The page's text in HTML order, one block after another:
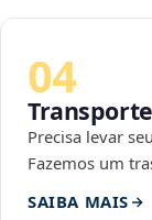
04
Precisa levar
Fazemos um
SAIBA MAIS